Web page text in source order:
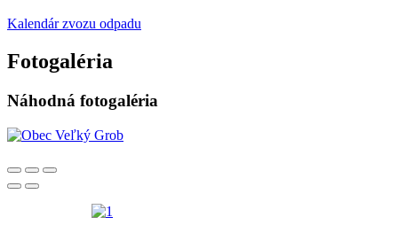
Kalendár zvozu odpadu
Fotogaléria
Náhodná fotogaléria